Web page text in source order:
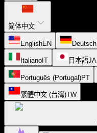
简体中文
EnglishEN Deutsch
Italiano IT 日本語JA
Português (Portugal)PT
繁體中文 (台灣)TW